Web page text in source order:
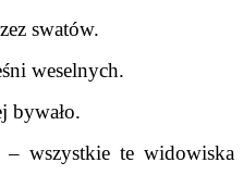
swatów.
weselnych.
bywało.
– wszystkie te widowiska